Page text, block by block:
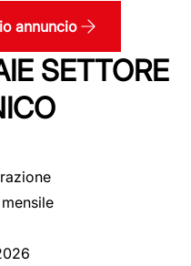
annuncio
SETTORE